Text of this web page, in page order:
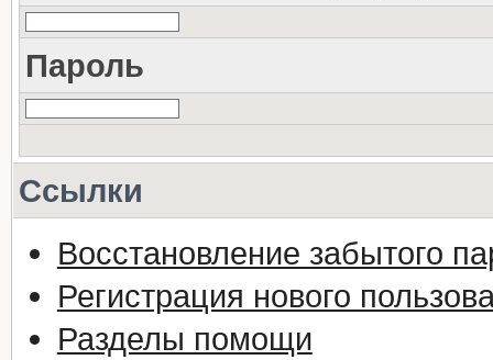
Пароль
Ссылки
Восстановление забытого
Регистрация нового
Разделы помощи